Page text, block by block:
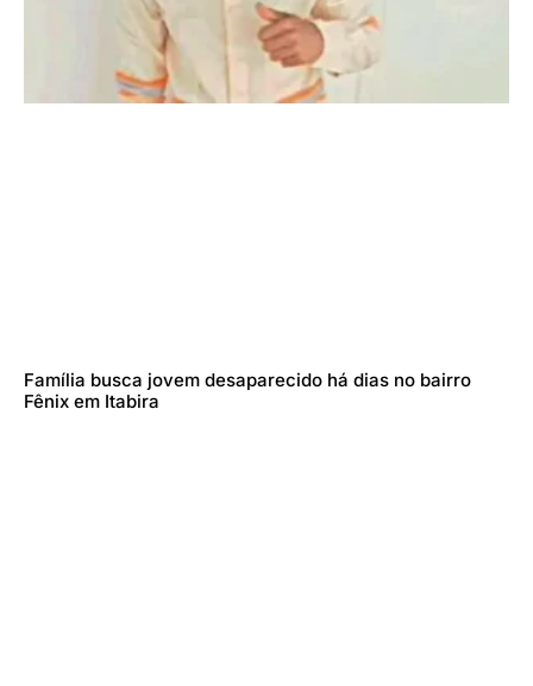
Família busca jovem desaparecido há dias no bairro
Fênix em Itabira